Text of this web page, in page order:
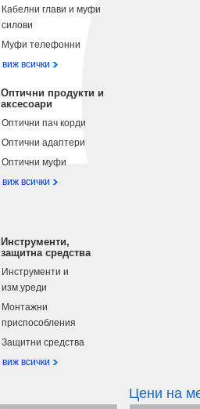
Кабелни глави и муфи
силови
Муфи телефонни
виж всички
Оптични продукти и
аксесоари
Оптични пач корди
Оптични адаптери
Оптични муфи
виж всички
Инструменти,
защитна средства
Инструменти и
изм.уреди
Монтажни
приспособления
Защитни средства
виж всички
Цени на